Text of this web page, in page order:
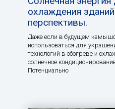
охлаждения
перспективы.
Даже если в будущем
использоваться для
технологий в обогреве и
солнечное
Потенциально